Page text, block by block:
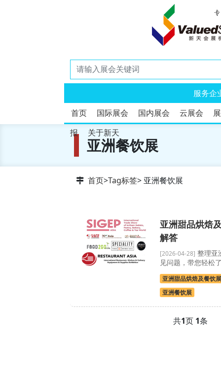
服务企
首页
国际展会 国内展会 云展会
报
关于新天
亚洲餐饮展
首页>Tag标签> 亚洲餐饮展
亚洲甜品烘焙
解答
[2026-04-28] 整理亚
见问题，带您轻松
亚洲甜品烘焙及餐饮展
亚洲餐饮展
共1页 1条